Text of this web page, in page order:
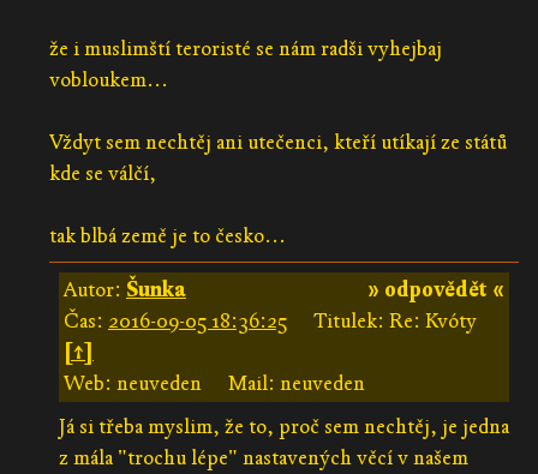
že i muslimští teroristé se nám radši vyhejbaj
vobloukem...
Vždyt sem nechtěj ani utečenci, kteří utíkají ze států
kde se válčí,
tak blbá země je to česko...
» odpovědět «
Autor: Šunka
Čas: 2016-09-05 18:36:25
Titulek: Re: Kvóty
[↑]
Web: neuveden
Mail: neuveden
Já si třeba myslim, že to, proč sem nechtěj, je jedna
z mála "trochu lépe" nastavených věcí v našem